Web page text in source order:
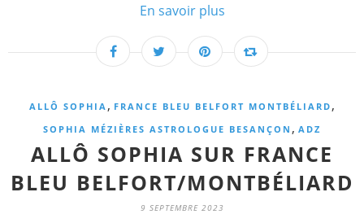
En savoir plus
ALLÔ SOPHIA , FRANCE BLEU BELFORT MONTBÉLIARD ,
SOPHIA MÉZIÈRES ASTROLOGUE BESANÇON , ADZ
ALLÔ SOPHIA SUR FRANCE
BLEU BELFORT/MONTBÉLIARD
9 SEPTEMBRE 2023